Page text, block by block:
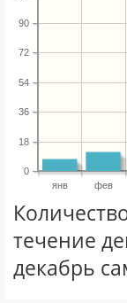
янв фев
0
18
36
54
72
90
течение
декабрь